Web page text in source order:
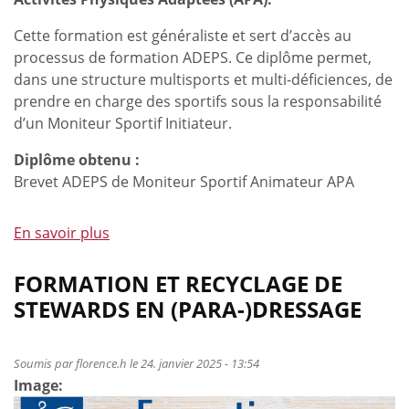
Cette formation est généraliste et sert d’accès au
processus de formation ADEPS. Ce diplôme permet,
dans une structure multisports et multi-déficiences, de
prendre en charge des sportifs sous la responsabilité
d’un Moniteur Sportif Initiateur.
Diplôme obtenu :
Brevet ADEPS de Moniteur Sportif Animateur APA
En savoir plus
de
Formation
LHF
en
FORMATION ET RECYCLAGE DE
STEWARDS EN (PARA-)DRESSAGE
Soumis parflorence.h le 24. janvier 2025 - 13:54
Image: